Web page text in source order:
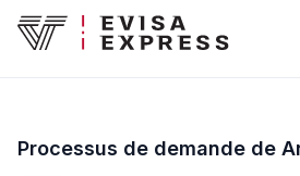
Processus de demande de